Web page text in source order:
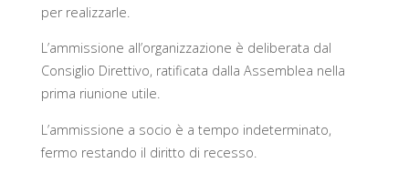
per realizzarle.
L’ammissione all’organizzazione è deliberata dal
Consiglio Direttivo, ratificata dalla Assemblea nella
prima riunione utile.
L’ammissione a socio è a tempo indeterminato,
fermo restando il diritto di recesso.